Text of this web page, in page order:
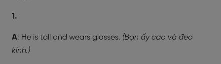
1.
A: He is tall and wears glasses. (Bạn ấy cao và đeo
kính.)